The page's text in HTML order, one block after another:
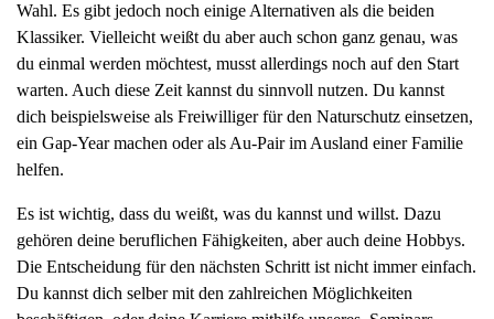
Wahl. Es gibt jedoch noch einige Alternativen als die beiden
Klassiker. Vielleicht weißt du aber auch schon ganz genau, was
du einmal werden möchtest, musst allerdings noch auf den Start
warten. Auch diese Zeit kannst du sinnvoll nutzen. Du kannst
dich beispielsweise als Freiwilliger für den Naturschutz einsetzen,
ein Gap-Year machen oder als Au-Pair im Ausland einer Familie
helfen.
Es ist wichtig, dass du weißt, was du kannst und willst. Dazu
gehören deine beruflichen Fähigkeiten, aber auch deine Hobbys.
Die Entscheidung für den nächsten Schritt ist nicht immer einfach.
Du kannst dich selber mit den zahlreichen Möglichkeiten